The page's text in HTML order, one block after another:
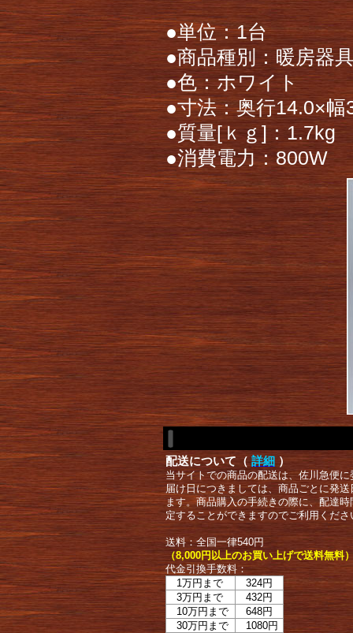
●単位：1台
●商品種別：暖房器
●色：ホワイト
●寸法：奥行14.0×
●質量[ｋｇ]：1.7kg
●消費電力：800W
配送について（ 詳細 ）
当サイトでの商品の配送は、佐川急便
届け日につきましては、商品ごとに発
ます。商品購入の手続きの際に、配達
定することができますのでご利用くださ
送料：全国一律540円
（8,000円以上のお買い上げで送料無料
代金引換手数料：
1万円まで
324円
3万円まで
432円
10万円まで
648円
30万円まで
1080円